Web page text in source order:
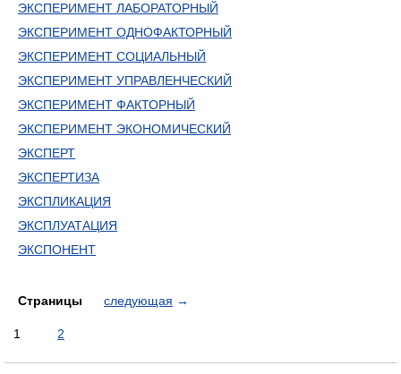
ЭКСПЕРИМЕНТ ЛАБОРАТОРНЫЙ
ЭКСПЕРИМЕНТ ОДНОФАКТОРНЫЙ
ЭКСПЕРИМЕНТ СОЦИАЛЬНЫЙ
ЭКСПЕРИМЕНТ УПРАВЛЕНЧЕСКИЙ
ЭКСПЕРИМЕНТ ФАКТОРНЫЙ
ЭКСПЕРИМЕНТ ЭКОНОМИЧЕСКИЙ
ЭКСПЕРТ
ЭКСПЕРТИЗА
ЭКСПЛИКАЦИЯ
ЭКСПЛУАТАЦИЯ
ЭКСПОНЕНТ
Страницы следующая →
1 2